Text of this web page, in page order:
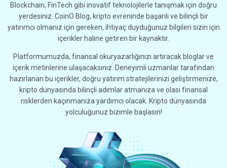
Blockchain, FinTech gibi inovatif teknolojilerle tanışmak için doğru
yerdesiniz. CoinO Blog, kripto evreninde başarılı ve bilinçli bir
yatırımcı olmanız için gereken, ihtiyaç duyduğunuz bilgileri sizin için
içerikler haline getiren bir kaynaktır.
Platformumuzda, finansal okuryazarlığınızı artıracak bloglar ve
içerik metinlerine ulaşacaksınız. Deneyimli uzmanlar tarafından
hazırlanan bu içerikler, doğru yatırım stratejilerinizi geliştirmenize,
kripto dünyasında bilinçli adımlar atmanıza ve olası finansal
risklerden kaçınmanıza yardımcı olacak. Kripto dünyasında
yolculuğunuz bizimle başlasın!